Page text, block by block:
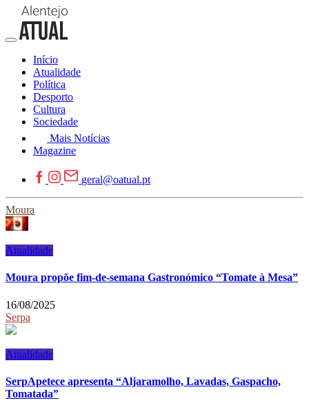
Início
Atualidade
Política
Desporto
Cultura
Sociedade
Mais Notícias
Magazine
geral@oatual.pt
Moura
Atualidade
Moura propõe fim-de-semana Gastronómico “Tomate à Mesa”
16/08/2025
Serpa
Atualidade
SerpApetece apresenta “Aljaramolho, Lavadas, Gaspacho,
Tomatada”